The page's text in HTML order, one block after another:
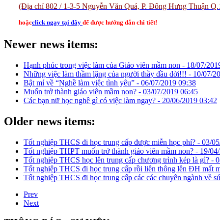
(Địa chỉ 802 / 1-3-5 Nguyễn Văn Quá, P. Đông Hưng Thuận
hoặcclick ngay tại đây để được hướng dẫn chi tiết!
Newer news items:
Hạnh phúc trong việc làm của Giáo viên mầm non - 18/07/
Những việc làm thầm lặng của người thầy đầu đời!!! - 10/07/
Bật mí về “Nghề làm việc tình yêu” - 06/07/2019 09:38
Muốn trở thành giáo viên mầm non? - 03/07/2019 06:45
Các bạn nữ học nghề gì có việc làm ngay? - 20/06/2019 03:42
Older news items:
Tốt nghiệp THCS đi học trung cấp được miễn học phí? - 03/
Tốt nghiệp THPT muốn trở thành giáo viên mầm non? - 19/
Tốt nghiệp THCS học lên trung cấp chương trình kép là gì? -
Tốt nghiệp THCS đi học trung cấp rồi liên thông lên ĐH mất
Tốt nghiệp THCS đi học trung cấp các các chuyên ngành về
Prev
Next